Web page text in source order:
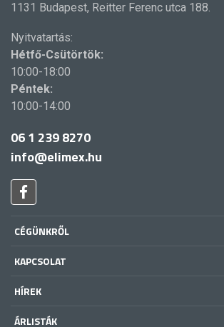
1131 Budapest, Reitter Ferenc utca 188.
Nyitvatartás:
Hétfő-Csütörtök:
10:00-18:00
Péntek:
10:00-14:00
06 1 239 8270
info@elimex.hu
CÉGÜNKRŐL
KAPCSOLAT
HÍREK
ÁRLISTÁK